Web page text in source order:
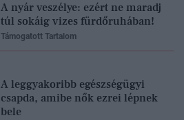
A nyár veszélye: ezért ne maradj
túl sokáig vizes fürdőruhában!
Támogatott Tartalom
A leggyakoribb egészségügyi
csapda, amibe nők ezrei lépnek
bele